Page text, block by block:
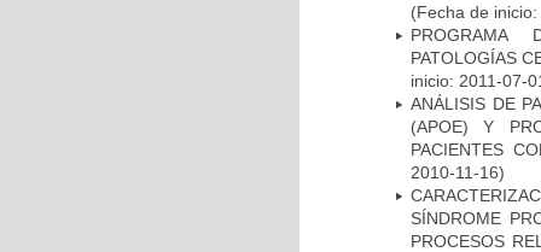
(Fecha de
PROGRAMA
PATOLOGÍAS
inicio: 2011-07-
ANÁLISIS DE
(APOE) Y
PACIENTES
2010-11-16)
SÍNDROME
PROCESOS